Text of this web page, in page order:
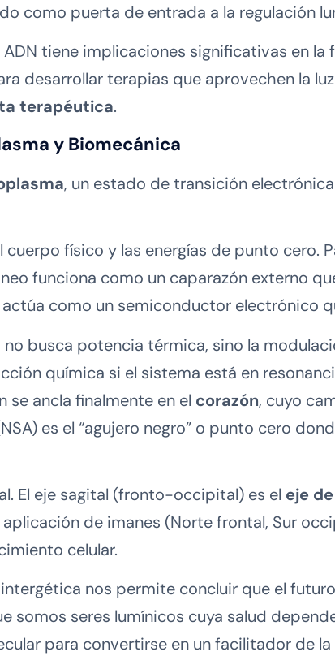
como puerta de entrada a la regulación
tiene implicaciones significativas en
desarrollar terapias que aprovechen la
terapéutica.
y Biomecánica
, un estado de transición
físico y las energías de punto cero.
funciona como un caparazón externo
como un semiconductor electrónico
no busca potencia térmica, sino la
química si el sistema está en
ancla finalmente en el corazón, cuyo
es el “agujero negro” o punto cero
El eje sagital (fronto-occipital) es el eje
de imanes (Norte frontal, Sur
celular.
nos permite concluir que el
somos seres lumínicos cuya salud
para convertirse en un facilitador de la